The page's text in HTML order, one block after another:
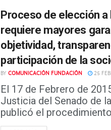
Proceso de elección a
requiere mayores
objetividad,
participación de la
BY COMUNICACIÓN FUNDACIÓN 25
El 17 de Febrero de
Justicia del Senado de
publicó el